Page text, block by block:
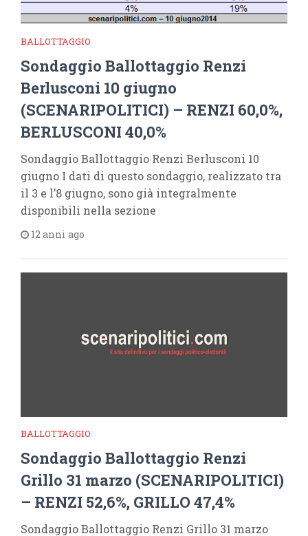
BALLOTTAGGIO
Sondaggio Ballottaggio Renzi
Berlusconi 10 giugno
(SCENARIPOLITICI) – RENZI 60,0%,
BERLUSCONI 40,0%
Sondaggio Ballottaggio Renzi Berlusconi 10
giugno I dati di questo sondaggio, realizzato tra
il 3 e l’8 giugno, sono già integralmente
disponibili nella sezione
12 anni ago
BALLOTTAGGIO
Sondaggio Ballottaggio Renzi
Grillo 31 marzo (SCENARIPOLITICI)
– RENZI 52,6%, GRILLO 47,4%
Sondaggio Ballottaggio Renzi Grillo 31 marzo